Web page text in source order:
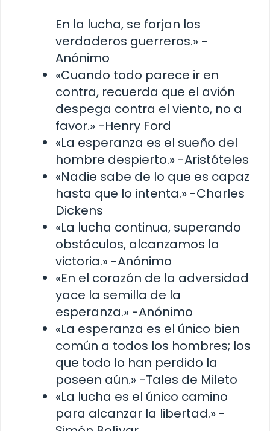
En la lucha, se forjan los
verdaderos guerreros.» -
Anónimo
«Cuando todo parece ir en
contra, recuerda que el avión
despega contra el viento, no a
favor.» -Henry Ford
«La esperanza es el sueño del
hombre despierto.» -Aristóteles
«Nadie sabe de lo que es capaz
hasta que lo intenta.» -Charles
Dickens
«La lucha continua, superando
obstáculos, alcanzamos la
victoria.» -Anónimo
«En el corazón de la adversidad
yace la semilla de la
esperanza.» -Anónimo
«La esperanza es el único bien
común a todos los hombres; los
que todo lo han perdido la
poseen aún.» -Tales de Mileto
«La lucha es el único camino
para alcanzar la libertad.» -